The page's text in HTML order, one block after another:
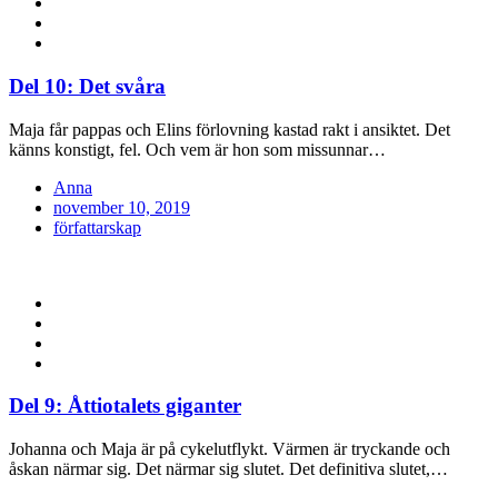
Del 10: Det svåra
Maja får pappas och Elins förlovning kastad rakt i ansiktet. Det
känns konstigt, fel. Och vem är hon som missunnar…
Anna
Posted
on
november 10, 2019
författarskap
Del 9: Åttiotalets giganter
Johanna och Maja är på cykelutflykt. Värmen är tryckande och
åskan närmar sig. Det närmar sig slutet. Det definitiva slutet,…